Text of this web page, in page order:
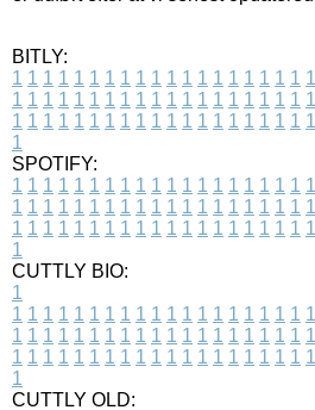
BITLY:
1 1 1 1 1 1 1 1 1 1 1 1 1 1 1 1 1 1 1 1
1 1 1 1 1 1 1 1 1 1 1 1 1 1 1 1 1 1 1 1
1 1 1 1 1 1 1 1 1 1 1 1 1 1 1 1 1 1 1 1
1
SPOTIFY:
1 1 1 1 1 1 1 1 1 1 1 1 1 1 1 1 1 1 1 1
1 1 1 1 1 1 1 1 1 1 1 1 1 1 1 1 1 1 1 1
1 1 1 1 1 1 1 1 1 1 1 1 1 1 1 1 1 1 1 1
1
CUTTLY BIO:
1
1 1 1 1 1 1 1 1 1 1 1 1 1 1 1 1 1 1 1 1
1 1 1 1 1 1 1 1 1 1 1 1 1 1 1 1 1 1 1 1
1 1 1 1 1 1 1 1 1 1 1 1 1 1 1 1 1 1 1 1
1
CUTTLY OLD: